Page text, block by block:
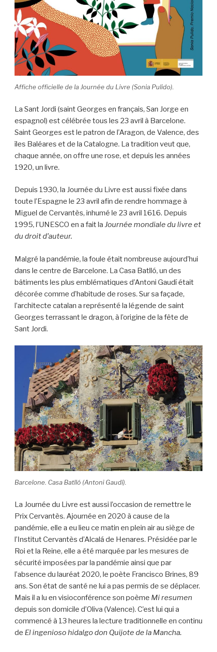
Affiche officielle de la Journée du Livre (Sonia Pulido).
La Sant Jordi (saint Georges en français, San Jorge en
espagnol) est célébrée tous les 23 avril à Barcelone.
Saint Georges est le patron de l’Aragon, de Valence, des
îles Baléares et de la Catalogne. La tradition veut que,
chaque année, on offre une rose, et depuis les années
1920, un livre.
Depuis 1930, la Journée du Livre est aussi fixée dans
toute l’Espagne le 23 avril afin de rendre hommage à
Miguel de Cervantès, inhumé le 23 avril 1616. Depuis
1995, l’UNESCO en a fait la Journée mondiale du livre et
du droit d’auteur.
Malgré la pandémie, la foule était nombreuse aujourd’hui
dans le centre de Barcelone. La Casa Batlló, un des
bâtiments les plus emblématiques d’Antoni Gaudí était
décorée comme d’habitude de roses. Sur sa façade,
l’architecte catalan a représenté la légende de saint
Georges terrassant le dragon, à l’origine de la fête de
Sant Jordi.
Barcelone. Casa Batlló (Antoni Gaudí).
La Journée du Livre est aussi l’occasion de remettre le
Prix Cervantès. Ajournée en 2020 à cause de la
pandémie, elle a eu lieu ce matin en plein air au siège de
l’Institut Cervantès d’Alcalá de Henares. Présidée par le
Roi et la Reine, elle a été marquée par les mesures de
sécurité imposées par la pandémie ainsi que par
l’absence du lauréat 2020, le poète Francisco Brines, 89
ans. Son état de santé ne lui a pas permis de se déplacer.
Mais il a lu en visioconférence son poème Mi resumen
depuis son domicile d’Oliva (Valence). C’est lui qui a
commencé à 13 heures la lecture traditionnelle en continu
de El ingenioso hidalgo don Quijote de la Mancha.